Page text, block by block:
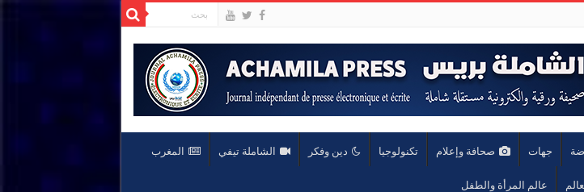
جهات صحافة وإعلام تكنولوجيا دين وفكر الشاملة تيفي المغرب
عالم المرأة والطفل